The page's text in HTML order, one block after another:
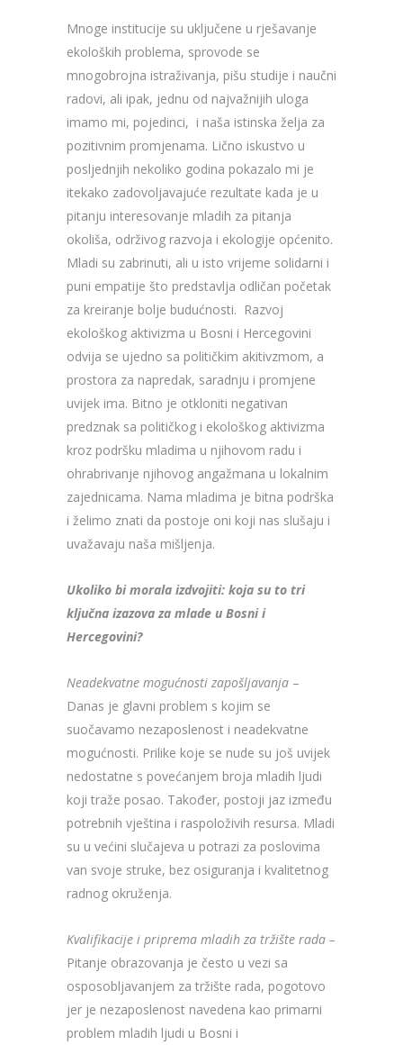
Mnoge institucije su uključene u rješavanje
ekoloških problema, sprovode se
mnogobrojna istraživanja, pišu studije i naučni
radovi, ali ipak, jednu od najvažnijih uloga
imamo mi, pojedinci, i naša istinska želja za
pozitivnim promjenama. Lično iskustvo u
posljednjih nekoliko godina pokazalo mi je
itekako zadovoljavajuće rezultate kada je u
pitanju interesovanje mladih za pitanja
okoliša, održivog razvoja i ekologije općenito.
Mladi su zabrinuti, ali u isto vrijeme solidarni i
puni empatije što predstavlja odličan početak
za kreiranje bolje budućnosti. Razvoj
ekološkog aktivizma u Bosni i Hercegovini
odvija se ujedno sa političkim akitivzmom, a
prostora za napredak, saradnju i promjene
uvijek ima. Bitno je otkloniti negativan
predznak sa političkog i ekološkog aktivizma
kroz podršku mladima u njihovom radu i
ohrabrivanje njihovog angažmana u lokalnim
zajednicama. Nama mladima je bitna podrška
i želimo znati da postoje oni koji nas slušaju i
uvažavaju naša mišljenja.
Ukoliko bi morala izdvojiti: koja su to tri
ključna izazova za mlade u Bosni i
Hercegovini?
Neadekvatne mogućnosti zapošljavanja –
Danas je glavni problem s kojim se
suočavamo nezaposlenost i neadekvatne
mogućnosti. Prilike koje se nude su još uvijek
nedostatne s povećanjem broja mladih ljudi
koji traže posao. Također, postoji jaz između
potrebnih vještina i raspoloživih resursa. Mladi
su u većini slučajeva u potrazi za poslovima
van svoje struke, bez osiguranja i kvalitetnog
radnog okruženja.
Kvalifikacije i priprema mladih za tržište rada –
Pitanje obrazovanja je često u vezi sa
osposobljavanjem za tržište rada, pogotovo
jer je nezaposlenost navedena kao primarni
problem mladih ljudi u Bosni i